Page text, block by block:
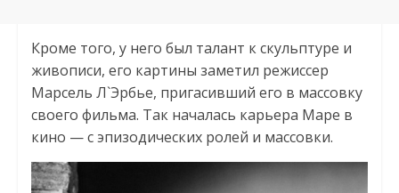
Кроме того, у него был талант к скульптуре и
живописи, его картины заметил режиссер
Марсель Л`Эрбье, пригасивший его в массовку
своего фильма. Так началась карьера Маре в
кино — с эпизодических ролей и массовки.